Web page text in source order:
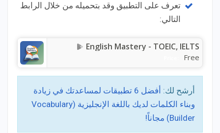
تعرف على التطبيق وقد بتحميله من خلال الرابط
التالي:
English Mastery - TOEIC, IELTS
Free
أرشح لك:
أفضل 6 تطبيقات لمساعدتك في زيادة
وبناء الكلمات لديك باللغة الإنجليزية (Vocabulary
Builder) مجاناً!